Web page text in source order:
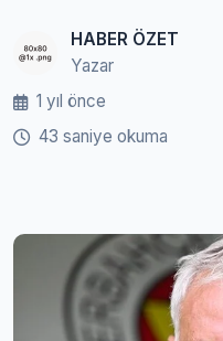
HABER ÖZET
Yazar
1 yıl önce
43 saniye okuma